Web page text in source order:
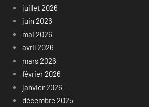
juillet 2026
juin 2026
mai 2026
avril 2026
mars 2026
février 2026
janvier 2026
décembre 2025